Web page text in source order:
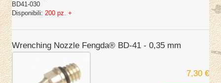
BD41-030
Disponibili: 200 pz. +
Wrenching Nozzle Fengda® BD-41 - 0,35 mm
7,30 €